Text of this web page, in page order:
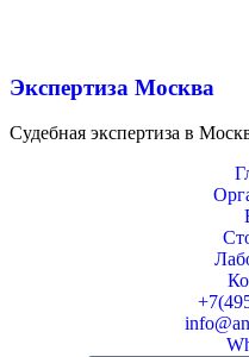
Экспертиза Москва
Судебная экспертиза в